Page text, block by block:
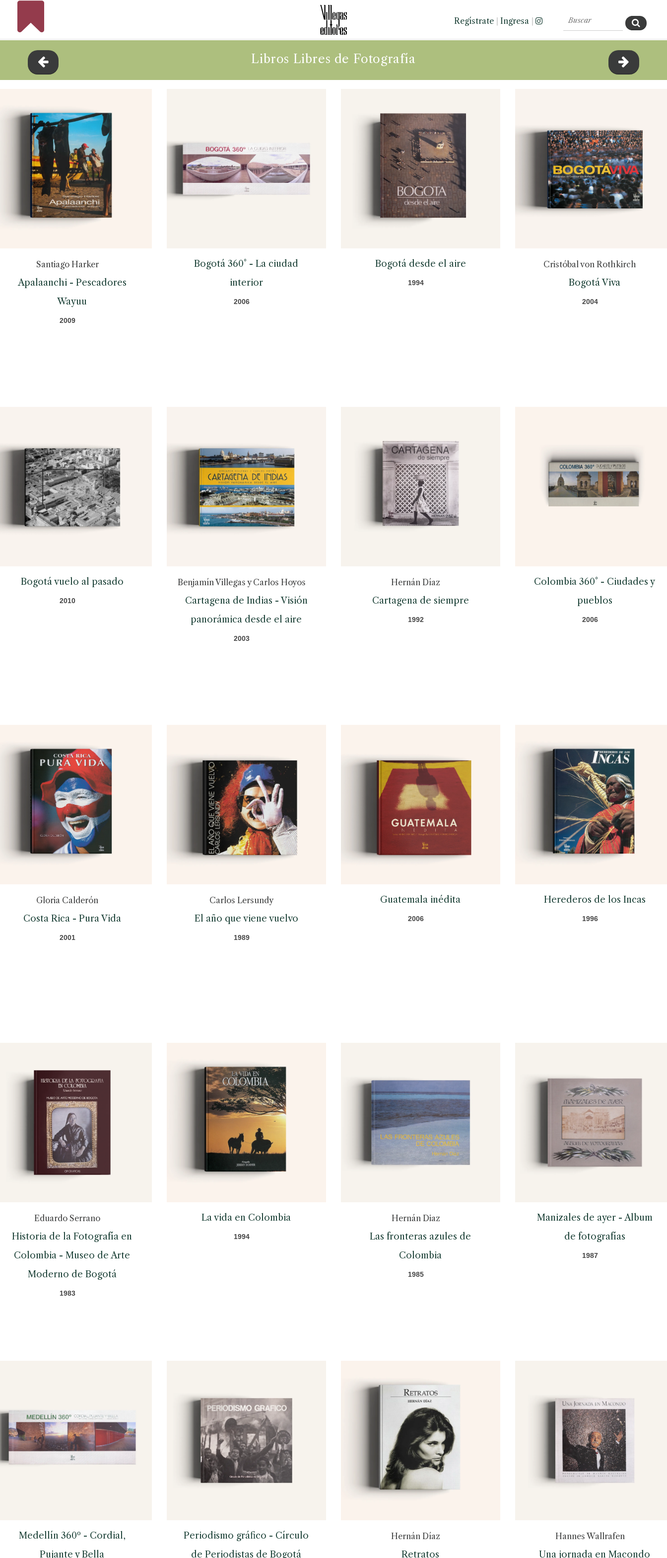
Regístrate Ingresa
Libros Libres de Fotografía
Santiago Harker
Apalaanchi - Pescadores
Wayuu
2009
Bogotá 360° - La ciudad
interior
2006
Bogotá desde el aire
1994
Cristóbal von Rothkirch
Bogotá Viva
2004
Bogotá vuelo al pasado
2010
Benjamín Villegas y Carlos Hoyos
Cartagena de Indias - Visión
panorámica desde el aire
2003
Hernán Díaz
Cartagena de siempre
1992
Colombia 360° - Ciudades y
pueblos
2006
Gloria Calderón
Costa Rica - Pura Vida
2001
Carlos Lersundy
El año que viene vuelvo
1989
Guatemala inédita
2006
Herederos de los Incas
1996
Eduardo Serrano
Historia de la Fotografía en
Colombia - Museo de Arte
Moderno de Bogotá
1983
La vida en Colombia
1994
Hernán Diaz
Las fronteras azules de
Colombia
1985
Manizales de ayer - Album
de fotografías
1987
Medellín 360º - Cordial,
Pujante y Bella
Periodismo gráfico - Círculo
de Periodistas de Bogotá
Hernán Díaz
Retratos
Hannes Wallrafen
Una jornada en Macondo